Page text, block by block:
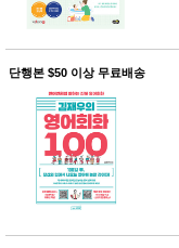
세탁세
일상 돋
보기
침구용
생활/욕
실/청소
용품
WALL
DECO
Supplies
단행본 $50 이상 무료배송